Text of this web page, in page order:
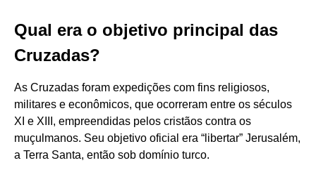
Qual era o objetivo principal das
Cruzadas?
As Cruzadas foram expedições com fins religiosos,
militares e econômicos, que ocorreram entre os séculos
XI e XIII, empreendidas pelos cristãos contra os
muçulmanos. Seu objetivo oficial era “libertar” Jerusalém,
a Terra Santa, então sob domínio turco.